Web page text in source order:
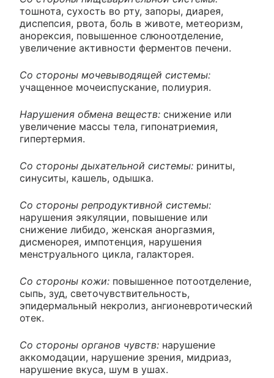
тошнота, сухость во рту, запоры, диарея,
диспепсия, рвота, боль в животе, метеоризм,
анорексия, повышенное слюноотделение,
увеличение активности ферментов печени.
Со стороны мочевыводящей системы:
учащенное мочеиспускание, полиурия.
Нарушения обмена веществ: снижение или
увеличение массы тела, гипонатриемия,
гипертермия.
Со стороны дыхательной системы: риниты,
синуситы, кашель, одышка.
Со стороны репродуктивной системы:
нарушения эякуляции, повышение или
снижение либидо, женская аноргазмия,
дисменорея, импотенция, нарушения
менструального цикла, галакторея.
Со стороны кожи: повышенное потоотделение,
сыпь, зуд, светочувствительность,
эпидермальный некролиз, ангионевротический
отек.
Со стороны органов чувств: нарушение
аккомодации, нарушение зрения, мидриаз,
нарушение вкуса, шум в ушах.